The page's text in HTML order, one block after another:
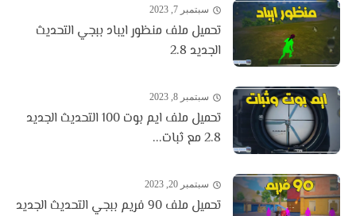
سبتمبر 7, 2023
تحميل ملف منظور ايباد ببجي التحديث
الجديد 2.8
سبتمبر 8, 2023
تحميل ملف ايم بوت 100 التحديث الجديد
2.8 مع ثبات...
سبتمبر 20, 2023
تحميل ملف 90 فريم ببجي التحديث الجديد